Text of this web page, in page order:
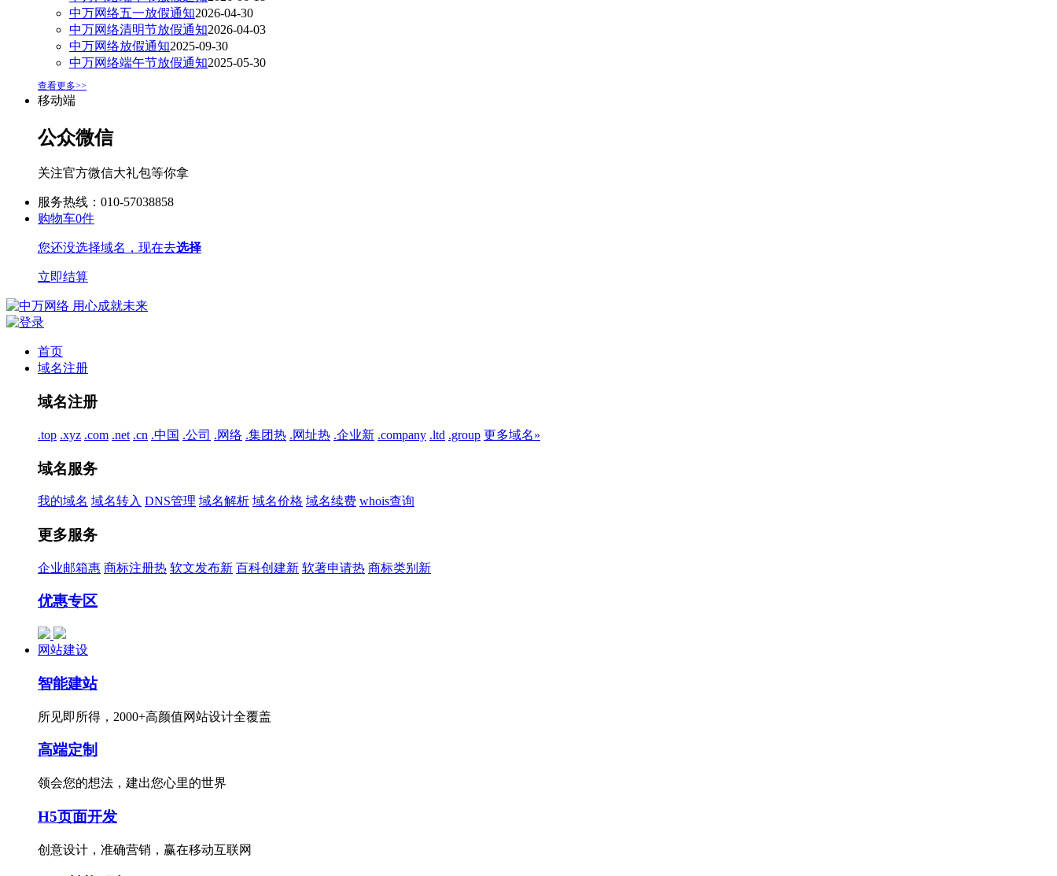
中万网络五一放假通知2026-04-30
中万网络清明节放假通知2026-04-03
中万网络放假通知2025-09-30
中万网络端午节放假通知2025-05-30
查看更多>>
移动端
公众微信
关注官方微信大礼包等你拿
服务热线：010-57038858
购物车0件
您还没选择域名，现在去选择
立即结算
首页
域名注册
域名注册
.top .xyz .com .net .cn .中国 .公司 .网络 .集团热 .网址热 .企业新 .company .ltd .group 更多域名»
域名服务
我的域名 域名转入 DNS管理 域名解析 域名价格 域名续费 whois查询
更多服务
企业邮箱惠 商标注册热 软文发布新 百科创建新 软著申请热 商标类别 新
优惠专区
网站建设
智能建站
所见即所得，2000+高颜值网站设计全覆盖
高端定制
领会您的想法，建出您心里的世界
H5页面开发
创意设计，准确营销，赢在移动互联网